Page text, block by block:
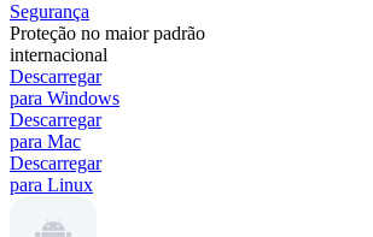
Segurança
Proteção no maior padrão
internacional
Descarregar
para Windows
Descarregar
para Mac
Descarregar
para Linux